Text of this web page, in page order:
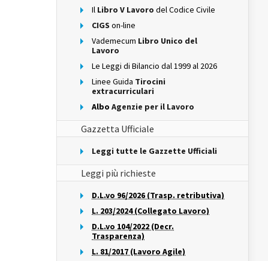
Il Libro V Lavoro del Codice Civile
CIGS on-line
Vademecum Libro Unico del
Lavoro
Le Leggi di Bilancio dal 1999 al 2026
Linee Guida Tirocini
extracurriculari
Albo Agenzie per il Lavoro
Gazzetta Ufficiale
Leggi tutte le Gazzette Ufficiali
Leggi più richieste
D.L.vo 96/2026 (Trasp. retributiva)
L. 203/2024 (Collegato Lavoro)
D.L.vo 104/2022 (Decr.
Trasparenza)
L. 81/2017 (Lavoro Agile)